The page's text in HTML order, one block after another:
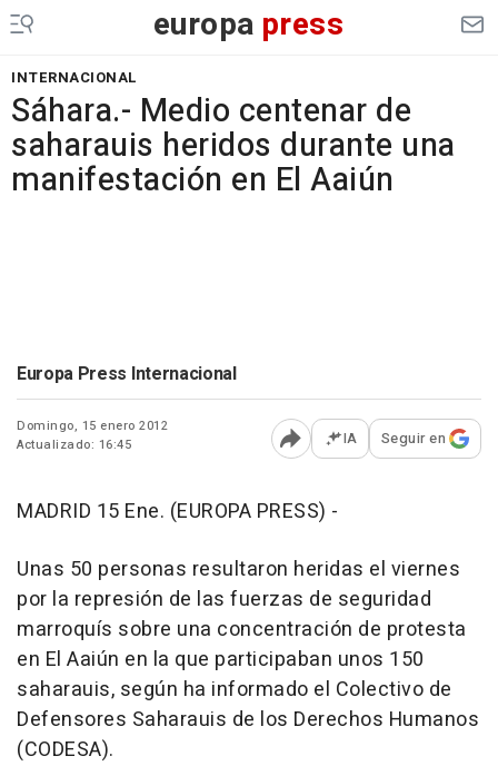
europa press
INTERNACIONAL
Sáhara.- Medio centenar de
saharauis heridos durante una
manifestación en El Aaiún
Europa Press Internacional
Domingo, 15 enero 2012
Actualizado: 16:45
Abrir opciones para
IA Seguir en
MADRID 15 Ene. (EUROPA PRESS) -
Unas 50 personas resultaron heridas el viernes
por la represión de las fuerzas de seguridad
marroquís sobre una concentración de protesta
en El Aaiún en la que participaban unos 150
saharauis, según ha informado el Colectivo de
Defensores Saharauis de los Derechos Humanos
(CODESA).